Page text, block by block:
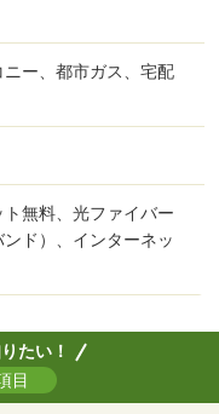
ー、都市ガス、宅配
無料、光ファイバー
ンド）、インターネッ
たい！
目